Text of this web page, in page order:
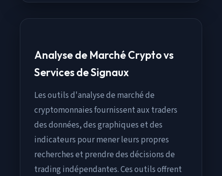
Analyse de Marché Crypto vs
Services de Signaux
Les outils d'analyse de marché de
cryptomonnaies fournissent aux traders
des données, des graphiques et des
indicateurs pour mener leurs propres
recherches et prendre des décisions de
trading indépendantes. Ces outils offrent